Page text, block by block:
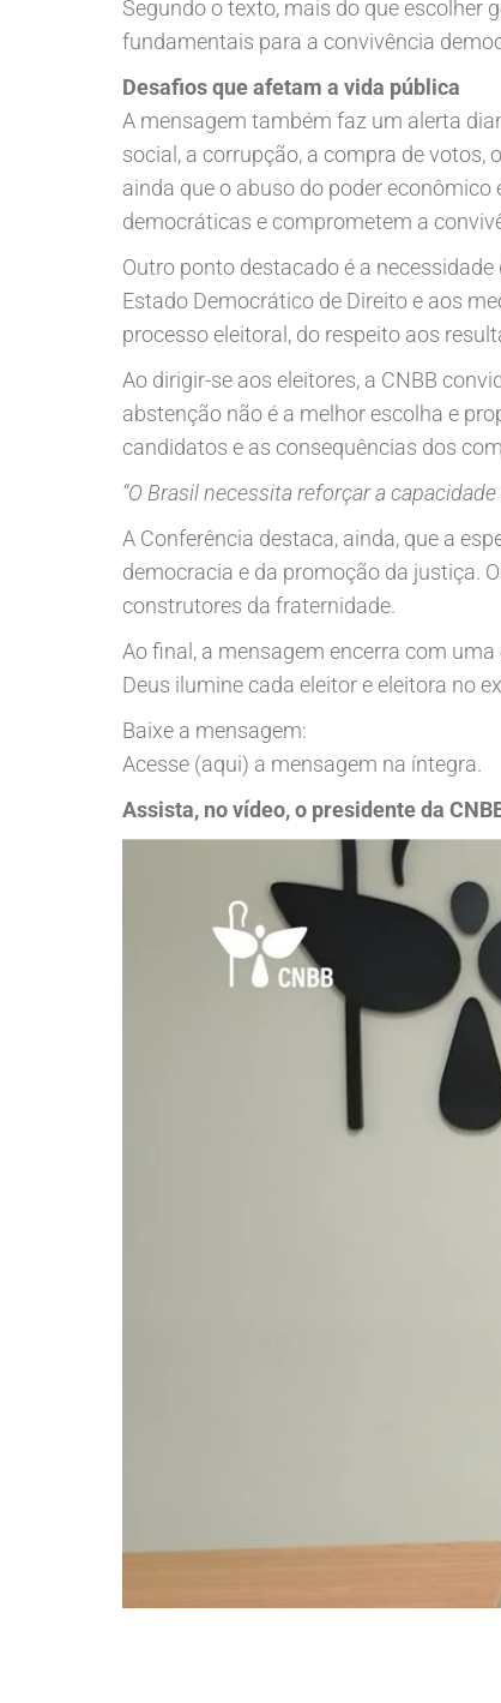
Segundo o texto, mais do que escolher
fundamentais para a convivência
Desafios que afetam a vida pública
A mensagem também faz um alerta
social, a corrupção, a compra de
ainda que o abuso do poder
democráticas e comprometem a
Outro ponto destacado é a
Estado Democrático de Direito e aos
processo eleitoral, do respeito aos
Ao dirigir-se aos eleitores, a CNBB
abstenção não é a melhor escolha e
candidatos e as consequências dos
“O Brasil necessita reforçar a
A Conferência destaca, ainda, que a
democracia e da promoção da justiça.
construtores da fraternidade.
Ao final, a mensagem encerra com
Deus ilumine cada eleitor e eleitora no
Baixe a mensagem:
Acesse (aqui) a mensagem na íntegra.
Assista, no vídeo, o presidente da